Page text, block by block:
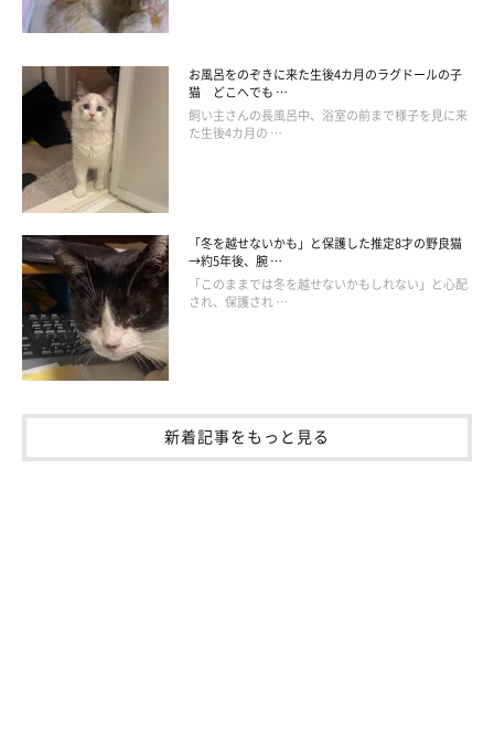
お風呂をのぞきに来た生後4カ月のラグドールの子
猫 どこへでも …
飼い主さんの長風呂中、浴室の前まで様子を見に来
た生後4カ月の …
「冬を越せないかも」と保護した推定8才の野良猫
→約5年後、腕 …
「このままでは冬を越せないかもしれない」と心配
され、保護され …
新着記事をもっと見る